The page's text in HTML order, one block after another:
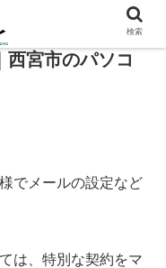
西宮市のパソコ
でメールの設定など
は、特別な契約をマ
検索